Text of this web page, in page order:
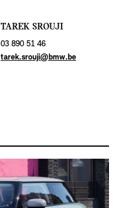
TAREK SROUJI
03 890 51 46
tarek.srouji@bmw.be